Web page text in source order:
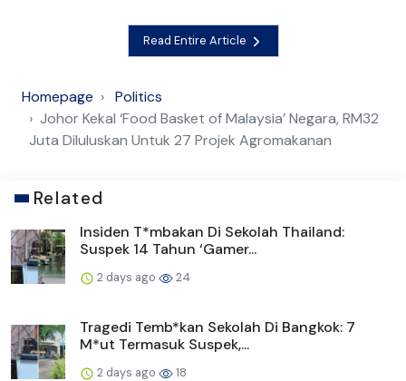
Read Entire Article
Homepage
Politics
Johor Kekal ‘Food Basket of Malaysia’ Negara, RM32
Juta Diluluskan Untuk 27 Projek Agromakanan
Related
Insiden T*mbakan Di Sekolah Thailand:
Suspek 14 Tahun ‘Gamer...
2 days ago 24
Tragedi Temb*kan Sekolah Di Bangkok: 7
M*ut Termasuk Suspek,...
2 days ago 18